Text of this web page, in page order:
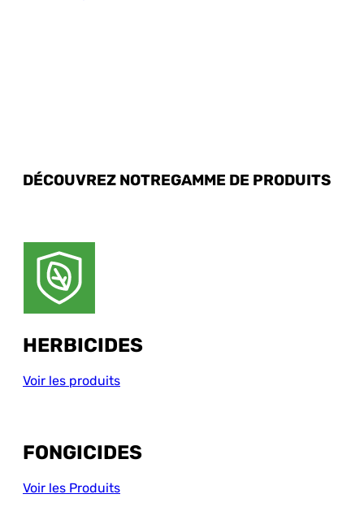
DÉCOUVREZ NOTREGAMME DE PRODUITS
HERBICIDES
Voir les produits
FONGICIDES
Voir les Produits